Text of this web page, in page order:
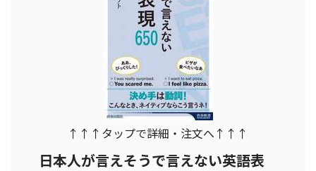
↑↑↑タップで詳細・注文へ↑↑↑
日本人が言えそうで言えない英語表